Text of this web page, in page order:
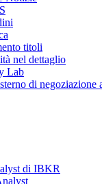
titoli
nel dettaglio
Lab
di negoziazione
di IBKR